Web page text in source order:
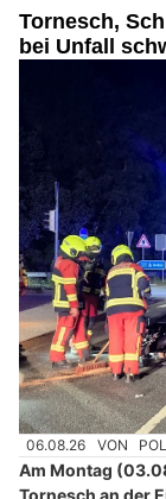
Tornesch,
bei Unfall
06.08.26 VON
Am Montag